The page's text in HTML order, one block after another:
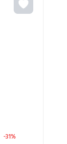
-31%